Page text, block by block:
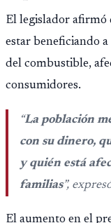
El legislador afirmó
estar beneficiando
del combustible,
consumidores.
“La población
con su dinero,
y quién está
familias”,
El aumento en el